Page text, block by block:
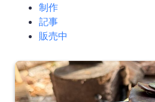
制作
記事
販売中